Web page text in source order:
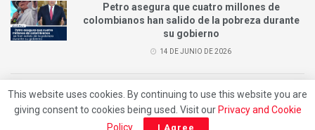
Petro asegura que cuatro millones de
colombianos han salido de la pobreza durante
su gobierno
14 DE JUNIO DE 2026
© 2023RedVillavo - Premium WordPress news & magazine theme by
Jegtheme.
This website uses cookies. By continuing to use this website you are
giving consent to cookies being used. Visit our Privacy and Cookie
Policy. I Agree